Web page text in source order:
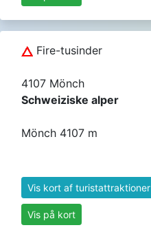
Fire-tusinder
4107 Mönch
Schweiziske alper
Mönch 4107 m
Vis kort af turistattraktioner
Vis på kort